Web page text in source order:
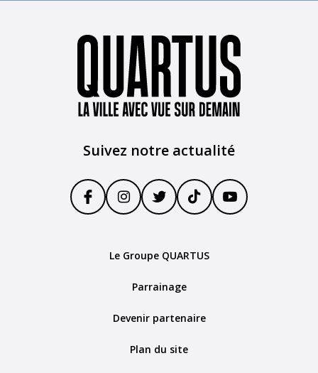
Suivez notre actualité
Le Groupe QUARTUS
Parrainage
Devenir partenaire
Plan du site